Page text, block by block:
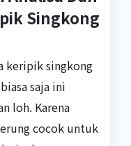
Singkong
keripik singkong
saja ini
loh. Karena
cocok untuk